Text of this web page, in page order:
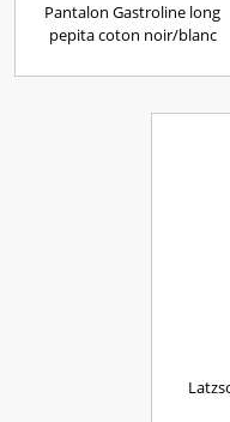
Pantalon Gastroline long
pepita coton noir/blanc